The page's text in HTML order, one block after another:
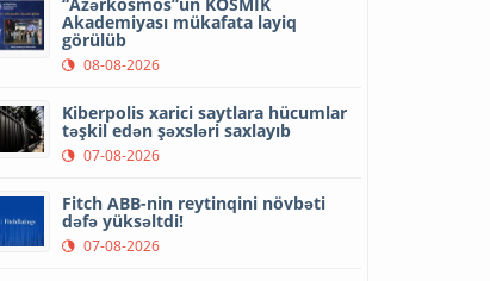
Akademiyası mükafata layiq
görülüb
08-08-2026
Kiberpolis xarici saytlara hücumlar
təşkil edən şəxsləri saxlayıb
07-08-2026
Fitch ABB-nin reytinqini növbəti
dəfə yüksəltdi!
07-08-2026